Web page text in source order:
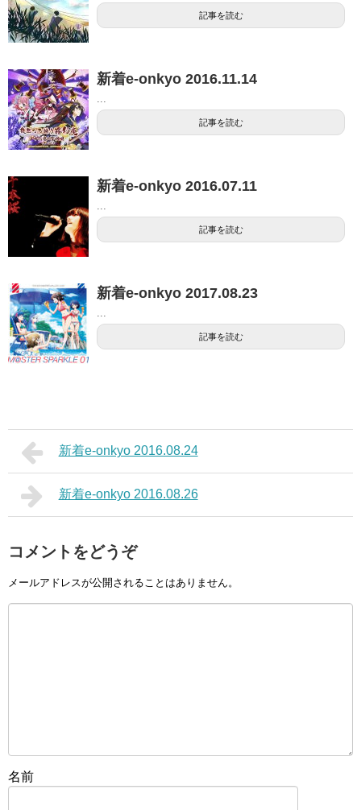
記事を読む
新着e-onkyo 2016.11.14
記事を読む
新着e-onkyo 2016.07.11
記事を読む
新着e-onkyo 2017.08.23
記事を読む
新着e-onkyo 2016.08.24
新着e-onkyo 2016.08.26
コメントをどうぞ
メールアドレスが公開されることはありません。
名前